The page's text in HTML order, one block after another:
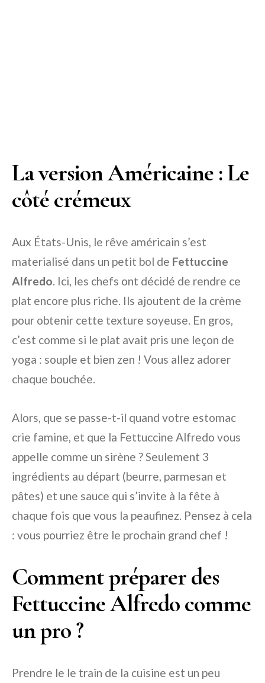
La version Américaine : Le
côté crémeux
Aux États-Unis, le rêve américain s’est
materialisé dans un petit bol de Fettuccine
Alfredo. Ici, les chefs ont décidé de rendre ce
plat encore plus riche. Ils ajoutent de la crème
pour obtenir cette texture soyeuse. En gros,
c’est comme si le plat avait pris une leçon de
yoga : souple et bien zen ! Vous allez adorer
chaque bouchée.
Alors, que se passe-t-il quand votre estomac
crie famine, et que la Fettuccine Alfredo vous
appelle comme un sirène ? Seulement 3
ingrédients au départ (beurre, parmesan et
pâtes) et une sauce qui s’invite à la fête à
chaque fois que vous la peaufinez. Pensez à cela
: vous pourriez être le prochain grand chef !
Comment préparer des
Fettuccine Alfredo comme
un pro ?
Prendre le le train de la cuisine est un peu